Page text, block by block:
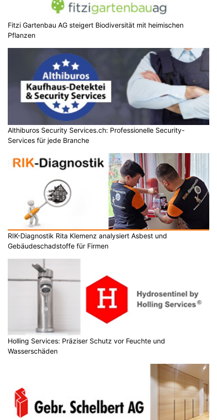
Fitzi Gartenbau AG steigert Biodiversität mit heimischen
Pflanzen
Althiburos Security Services.ch: Professionelle Security-
Services für jede Branche
RIK-Diagnostik Rita Klemenz analysiert Asbest und
Gebäudeschadstoffe für Firmen
Holling Services: Präziser Schutz vor Feuchte und
Wasserschäden